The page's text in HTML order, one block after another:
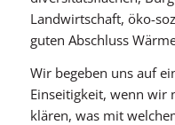
Landwirtschaft, öko-
guten Abschluss
Wir begeben uns auf
Einseitigkeit, wenn wir
klären, was mit